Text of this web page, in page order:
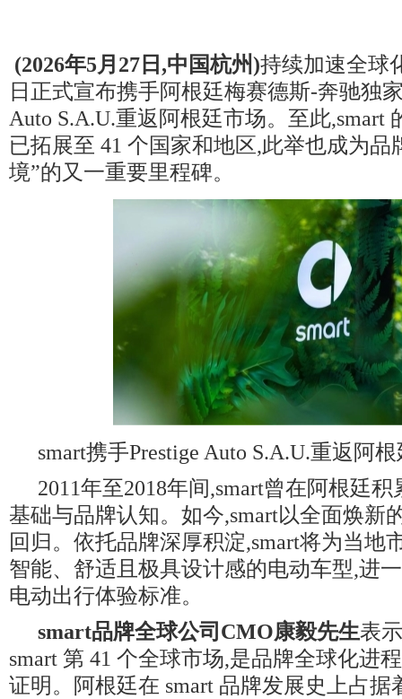
(2026年5月 27 日,中国杭州)持续加速全球
日正式宣布携手阿根廷梅赛德斯-奔驰独
Auto S.A.U.重返阿根廷市场。至此,smart
已拓展至 41 个国家和地区,此举也成为品
境”的又一重要里程碑。
smart携手Prestige Auto S.A.U.重返阿
2011年至2018年间,smart曾在阿根廷
基础与品牌认知。如今,smart以全面焕新
回归。依托品牌深厚积淀,smart将为当地
智能、舒适且极具设计感的电动车型,进
电动出行体验标准。
smart品牌全球公司 CMO康毅先生表
smart 第 41 个全球市场,是品牌全球化进
证明。阿根廷在 smart 品牌发展史上占据